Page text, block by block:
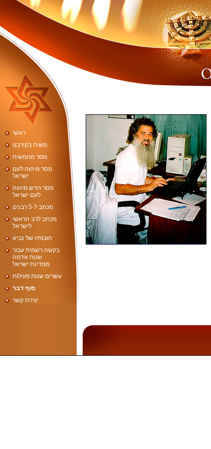
ראשי
משיח בקירבנו
מסר מהמשיח
מסר מיהוה לעם
ישראל
מסר חדש מיהוה
לעם ישראל
מכתב ל-5 רבנים
מכתב לרב הראשי
לישראל
חובותיו של נביא
בקשה רשמית עבור
שטח אדמה
ממדינת ישראל
עשרים שנות פעילות
סוף דבר
יצירת קשר